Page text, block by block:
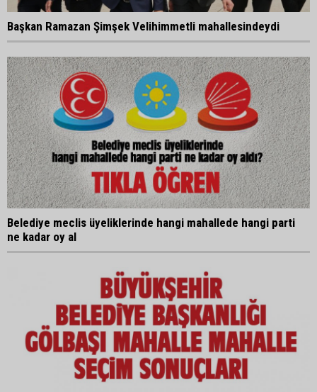
Başkan Ramazan Şimşek Velihimmetli mahallesindeydi
Belediye meclis üyeliklerinde hangi mahallede hangi parti
ne kadar oy al